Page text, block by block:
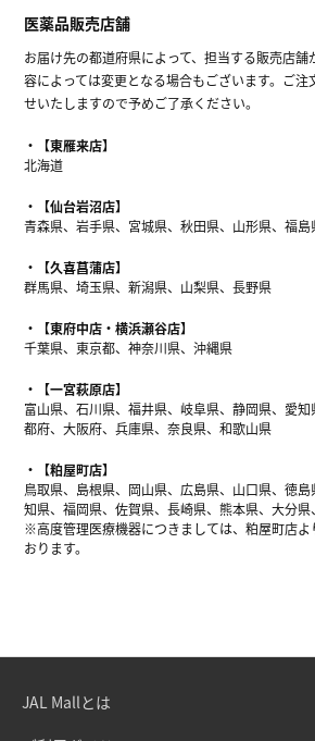
医薬品販売店舗
お届け先の都道府県によって、担当する販売店舗
容によっては変更となる場合もございます。ご注
せいたしますので予めご了承ください。
【東雁来店】
北海道
【仙台岩沼店】
青森県、岩手県、宮城県、秋田県、山形県、福
【久喜菖蒲店】
群馬県、埼玉県、新潟県、山梨県、長野県
【東府中店・横浜瀬谷店】
千葉県、東京都、神奈川県、沖縄県
【一宮萩原店】
富山県、石川県、福井県、岐阜県、静岡県、愛
都府、大阪府、兵庫県、奈良県、和歌山県
【粕屋町店】
鳥取県、島根県、岡山県、広島県、山口県、徳
知県、福岡県、佐賀県、長崎県、熊本県、大分
※高度管理医療機器につきましては、粕屋町店よ
おります。
JAL Mallとは